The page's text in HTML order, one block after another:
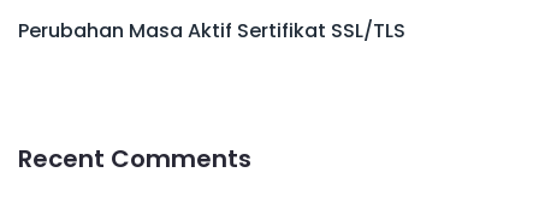
Perubahan Masa Aktif Sertifikat SSL/TLS
Recent Comments